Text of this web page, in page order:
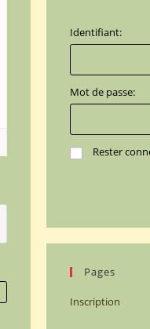
Identifiant:
Mot de passe:
Rester
Pages
Inscription